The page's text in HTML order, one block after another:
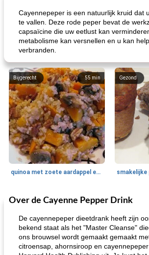
Cayennepeper is een natuurlijk kruid dat
te vallen. Deze rode peper bevat de
capsaïcine die uw eetlust kan
metabolisme kan versnellen en u kan
verbranden.
55 min
Bijgerecht
quinoa met zoete aardappel en champignons
Gezond
40min
One Dish Meal Soepen,
Over de Cayenne Pepper Drink
De cayennepeper dieetdrank heeft zijn
bekend staat als het "Master Cleanse"
ons brouwsel wordt gemaakt gemaakt
citroensap, ahornsiroop en